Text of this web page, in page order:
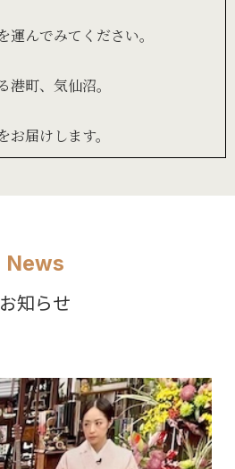
んでみてください。
港町、気仙沼。
届けします。
News
お知らせ